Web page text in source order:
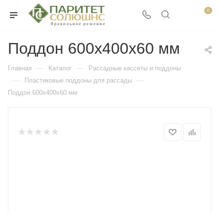
0
Поддон 600х400х60 мм
Главная — Каталог — Рассадные кассеты и поддоны
— Пластиковые поддоны для рассады —
Поддон 600х400х60 мм